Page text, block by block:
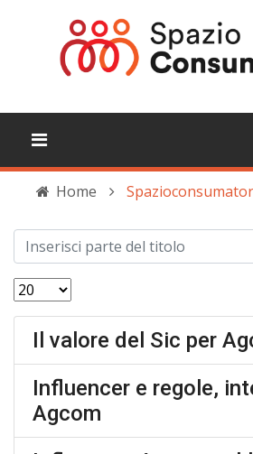
Home
Il valore del Sic per
Influencer e regole,
Agcom